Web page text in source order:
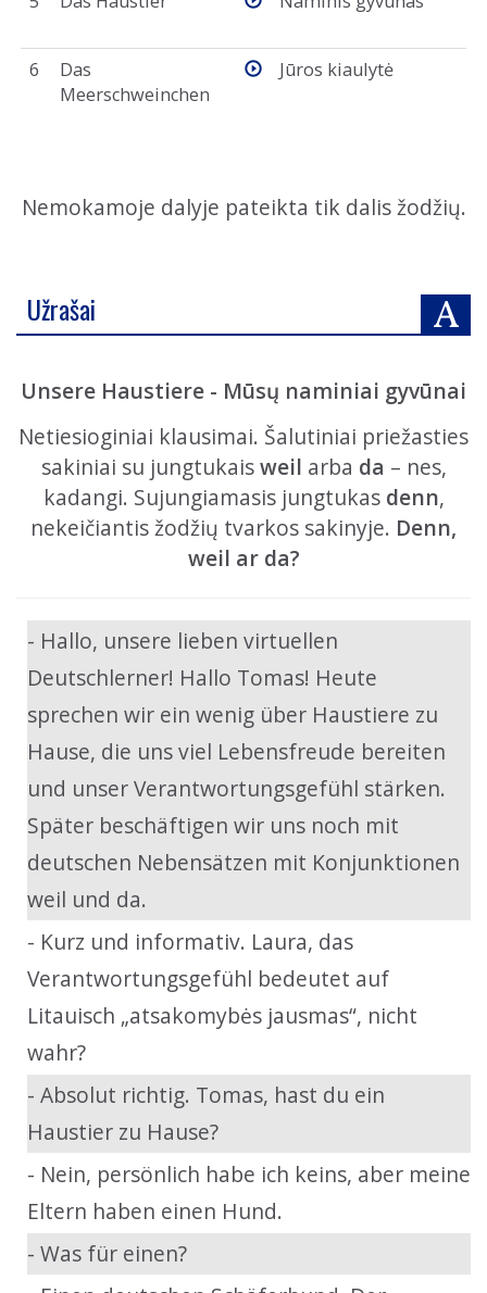
6
Das
Meerschweinchen
Jūros kiaulytė
Nemokamoje dalyje pateikta tik dalis žodžių.
Užrašai
Unsere Haustiere - Mūsų naminiai gyvūnai
Netiesioginiai klausimai. Šalutiniai priežasties
sakiniai su jungtukaisweil arba da – nes,
kadangi. Sujungiamasis jungtukas denn,
nekeičiantis žodžių tvarkos sakinyje. Denn,
weil ar da?
- Hallo, unsere lieben virtuellen
Deutschlerner! Hallo Tomas! Heute
sprechen wir ein wenig über Haustiere zu
Hause, die uns viel Lebensfreude bereiten
und unser Verantwortungsgefühl stärken.
Später beschäftigen wir uns noch mit
deutschen Nebensätzen mit Konjunktionen
weil und da.
- Kurz und informativ. Laura, das
Verantwortungsgefühl bedeutet auf
Litauisch „atsakomybės jausmas“, nicht
wahr?
- Absolut richtig. Tomas, hast du ein
Haustier zu Hause?
- Nein, persönlich habe ich keins, aber meine
Eltern haben einen Hund.
- Was für einen?